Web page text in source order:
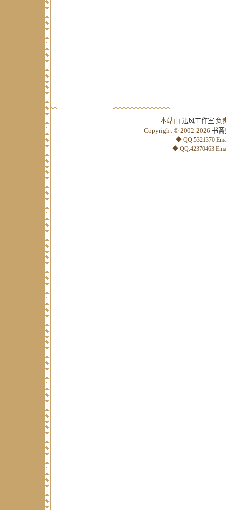
本站由 迅风工作室 负
Copyright © 2002-2026 书
◆ QQ:5321370
◆ QQ:42370463